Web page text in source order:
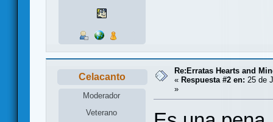
Celacanto
Moderador
Veterano
Re:Erratas Hearts and
« Respuesta #2 en: 25 de
»